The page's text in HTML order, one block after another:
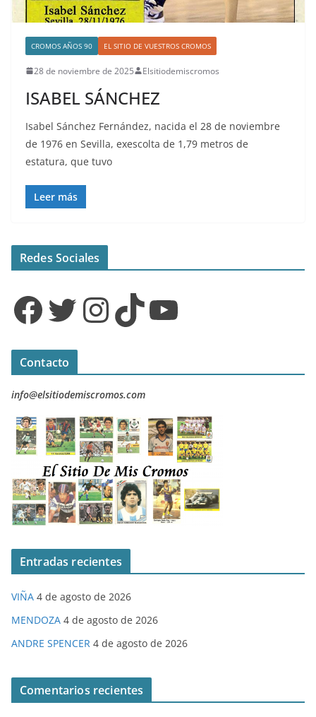
CROMOS AÑOS 90 EL SITIO DE VUESTROS CROMOS
28 de noviembre de 2025 Elsitiodemiscromos
ISABEL SÁNCHEZ
Isabel Sánchez Fernández, nacida el 28 de noviembre
de 1976 en Sevilla, exescolta de 1,79 metros de
estatura, que tuvo
Leer más
Redes Sociales
Facebook Twitter InstagramTikTok YouTube
Contacto
info@elsitiodemiscromos.com
Entradas recientes
VIÑA 4 de agosto de 2026
MENDOZA 4 de agosto de 2026
ANDRE SPENCER 4 de agosto de 2026
Comentarios recientes